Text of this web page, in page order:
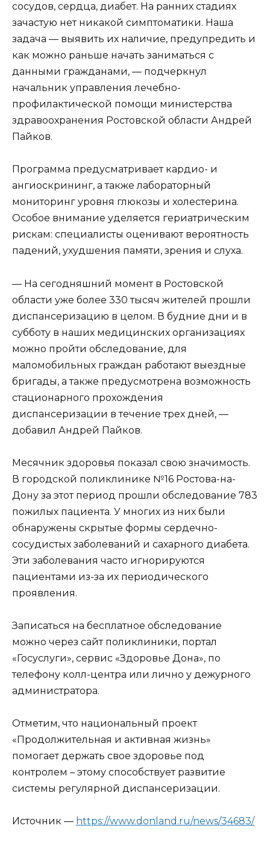
сосудов, сердца, диабет. На ранних стадиях
зачастую нет никакой симптоматики. Наша
задача — выявить их наличие, предупредить и
как можно раньше начать заниматься с
данными гражданами, — подчеркнул
начальник управления лечебно-
профилактической помощи министерства
здравоохранения Ростовской области Андрей
Пайков.
Программа предусматривает кардио- и
ангиоскрининг, а также лабораторный
мониторинг уровня глюкозы и холестерина.
Особое внимание уделяется гериатрическим
рискам: специалисты оценивают вероятность
падений, ухудшения памяти, зрения и слуха.
— На сегодняшний момент в Ростовской
области уже более 330 тысяч жителей прошли
диспансеризацию в целом. В будние дни и в
субботу в наших медицинских организациях
можно пройти обследование, для
маломобильных граждан работают выездные
бригады, а также предусмотрена возможность
стационарного прохождения
диспансеризации в течение трех дней, —
добавил Андрей Пайков.
Месячник здоровья показал свою значимость.
В городской поликлинике №16 Ростова-на-
Дону за этот период прошли обследование 783
пожилых пациента. У многих из них были
обнаружены скрытые формы сердечно-
сосудистых заболеваний и сахарного диабета.
Эти заболевания часто игнорируются
пациентами из-за их периодического
проявления.
Записаться на бесплатное обследование
можно через сайт поликлиники, портал
«Госуслуги», сервис «Здоровье Дона», по
телефону колл-центра или лично у дежурного
администратора.
Отметим, что национальный проект
«Продолжительная и активная жизнь»
помогает держать свое здоровье под
контролем – этому способствует развитие
системы регулярной диспансеризации.
Источник — https://www.donland.ru/news/34683/